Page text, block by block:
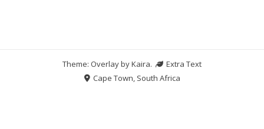
Theme: Overlay byKaira.
Extra Text
Cape Town, South Africa